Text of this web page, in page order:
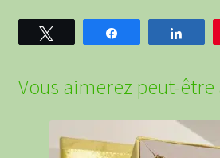
Vous aimerez peut-